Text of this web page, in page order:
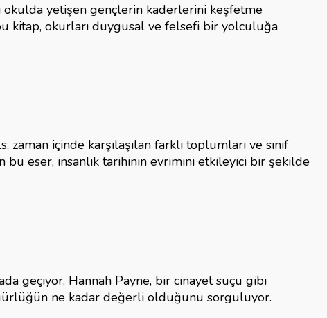
okulda yetişen gençlerin kaderlerini keşfetme
kitap, okurları duygusal ve felsefi bir yolculuğa
içinde karşılaşılan farklı toplumları ve sınıf
bu eser, insanlık tarihinin evrimini etkileyici bir şekilde
geçiyor. Hannah Payne, bir cinayet suçu gibi
ne kadar değerli olduğunu sorguluyor.